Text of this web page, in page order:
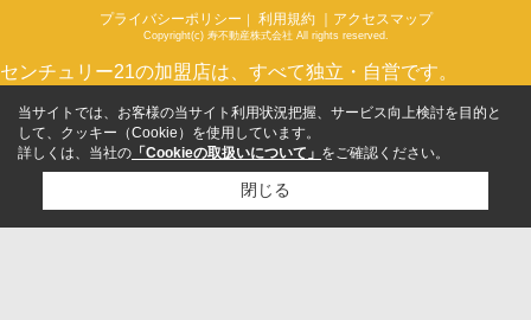
プライバシーポリシー 利用規約 ｜アクセスマップ
Copyright(c) 寿不動産株式会社 All rights reserved.
センチュリー21の加盟店は、すべて独立・自営です。
当サイトでは、お客様の当サイト利用状況把握、サービス向上検討を目的と
して、クッキー（Cookie）を使用しています。
詳しくは、当社の 「Cookieの取扱いについて」 をご確認ください。
閉じる